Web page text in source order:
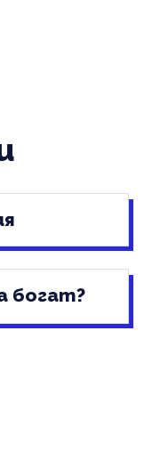
богат?